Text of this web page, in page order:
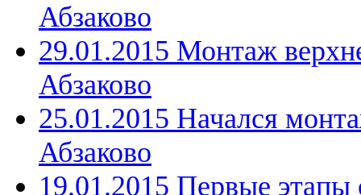
Абзаково
29.01.2015 Монтаж
Абзаково
25.01.2015 Начался
Абзаково
19.01.2015 Первые